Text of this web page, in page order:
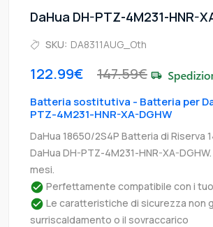
DaHua DH-PTZ-4M231-HNR-
SKU: DA8311AUG_Oth
122.99€ 147.59€
Batteria sostitutiva - Batteria per
PTZ-4M231-HNR-XA-DGHW
DaHua 18650/2S4P Batteria di Riserva
DaHua DH-PTZ-4M231-HNR-XA-
mesi.
Perfettamente compatibile con i
Le caratteristiche di sicurezza non
surriscaldamento o il sovraccarico